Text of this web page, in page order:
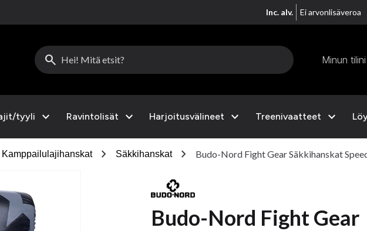
Inc. alv. Ei arvonlisäveroa
search Minun tilini
tyyli expand_more Ravintolisät expand_more Harjoitusvälineet expand_more Treenivaatteet expand_more
Kamppailulajihanskat chevron_right Säkkihanskat chevron_right Budo-Nord Fight Gear Säkkihanskat
Budo-Nord Fight Gear